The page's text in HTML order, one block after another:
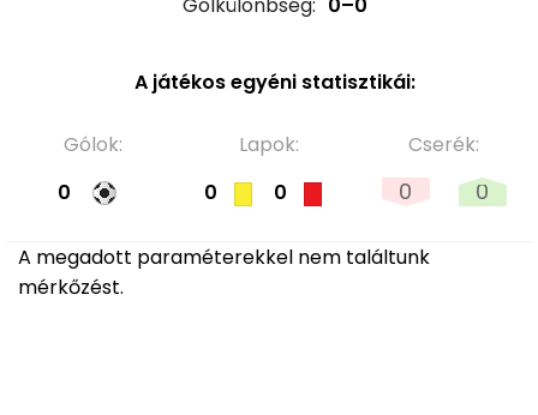
A játékos egyéni statisztikái:
Gólok:
0
Lapok:
0
0
Cserék:
0 0
A megadott paraméterekkel nem találtunk
mérkőzést.